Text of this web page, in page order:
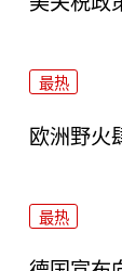
最热
欧洲野火
最热